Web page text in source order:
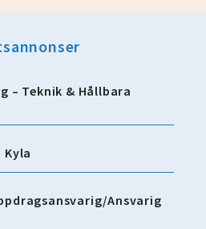
– Teknik & Hållbara
Ansvarig